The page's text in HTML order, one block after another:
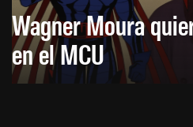
Wagner Moura
en el MCU